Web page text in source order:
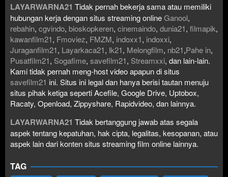
LAYARWARNA21 Tidak pernah bekerja sama atau memiliki
hubungan kerja dengan situs streaming onlineGanool,
rebahin, cgvindo, bioskopkeren, cinemaindo, dunia21, filmapik,
kawanfilm21, Fmoviez, FMZM, indoxx1, indoxxi,
Juraganfilm21, Layarkaca21, lk21, Melongfilm, nb21,Pahe in,
Pusatfilm21, Sogafime, savefilm21, Streamxxi, dan lain-lain.
Kami tidak pernah meng-host video apapun di situs
savefilm21 ini. Situs ini legal dan hanya berisi tautan menuju
situs pihak ketiga seperti Acefile, Google Drive, Uptobox,
Racaty, Openload, Zippyshare, Rapidvideo, dan lainnya.
LAYARWARNA21 Tidak bertanggung jawab atas segala
aspek tentang kepatuhan, hak cipta, legalitas, kesopanan, atau
aspek lain dari konten situs streaming film online lainnya.
TAG